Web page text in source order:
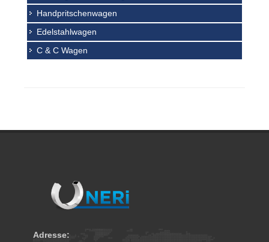
Handpritschenwagen
Edelstahlwagen
C & C Wagen
Adresse: